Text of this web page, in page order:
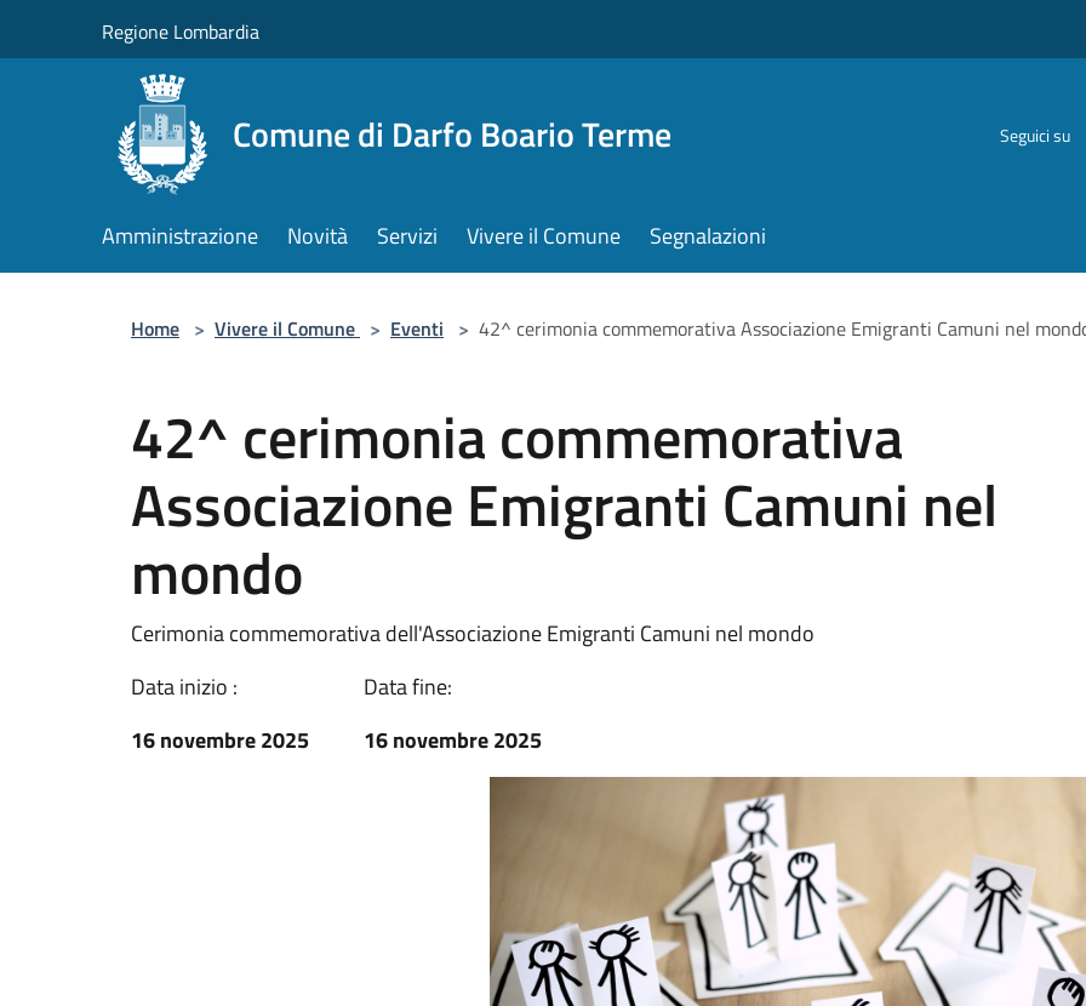
Regione Lombardia
Comune di Darfo Boario Terme Seguici su
Amministrazione Novità Servizi Vivere il Comune Segnalazioni
Home > Vivere il Comune > Eventi > 42^ cerimonia commemorativa Associazione Emigranti Camuni nel
42^ cerimonia commemorativa
Associazione Emigranti Camuni nel
mondo
Cerimonia commemorativa dell'Associazione Emigranti Camuni nel mondo
Data inizio :
16 novembre 2025
Data fine:
16 novembre 2025